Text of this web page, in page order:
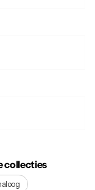
collecties